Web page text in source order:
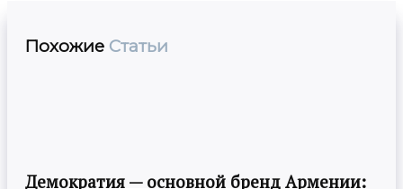
Похожие Статьи
Демократия — основной бренд Армении: